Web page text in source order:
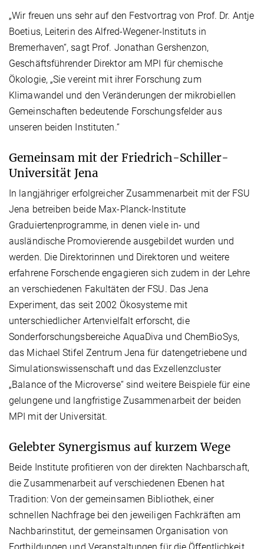
„Wir freuen uns sehr auf den Festvortrag von Prof. Dr. Antje
Boetius, Leiterin des Alfred-Wegener-Instituts in
Bremerhaven“, sagt Prof. Jonathan Gershenzon,
Geschäftsführender Direktor am MPI für chemische
Ökologie, „Sie vereint mit ihrer Forschung zum
Klimawandel und den Veränderungen der mikrobiellen
Gemeinschaften bedeutende Forschungsfelder aus
unseren beiden Instituten.“
Gemeinsam mit der Friedrich-Schiller-
Universität Jena
In langjähriger erfolgreicher Zusammenarbeit mit der FSU
Jena betreiben beide Max-Planck-Institute
Graduiertenprogramme, in denen viele in- und
ausländische Promovierende ausgebildet wurden und
werden. Die Direktorinnen und Direktoren und weitere
erfahrene Forschende engagieren sich zudem in der Lehre
an verschiedenen Fakultäten der FSU. Das Jena
Experiment, das seit 2002 Ökosysteme mit
unterschiedlicher Artenvielfalt erforscht, die
Sonderforschungsbereiche AquaDiva und ChemBioSys,
das Michael Stifel Zentrum Jena für datengetriebene und
Simulationswissenschaft und das Exzellenzcluster
„Balance of the Microverse“ sind weitere Beispiele für eine
gelungene und langfristige Zusammenarbeit der beiden
MPI mit der Universität.
Gelebter Synergismus auf kurzem Wege
Beide Institute profitieren von der direkten Nachbarschaft,
die Zusammenarbeit auf verschiedenen Ebenen hat
Tradition: Von der gemeinsamen Bibliothek, einer
schnellen Nachfrage bei den jeweiligen Fachkräften am
Nachbarinstitut, der gemeinsamen Organisation von